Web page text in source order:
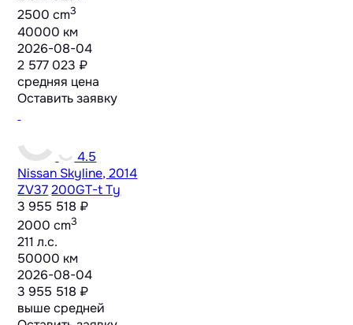
2500 cm3
40000 км
2026-08-04
2 577 023 ₽
средняя цена
Оставить заявку
4.5
Nissan Skyline, 2014
ZV37 200GT-t Ty
3 955 518 ₽
2000 cm3
211 л.с.
50000 км
2026-08-04
3 955 518 ₽
выше средней